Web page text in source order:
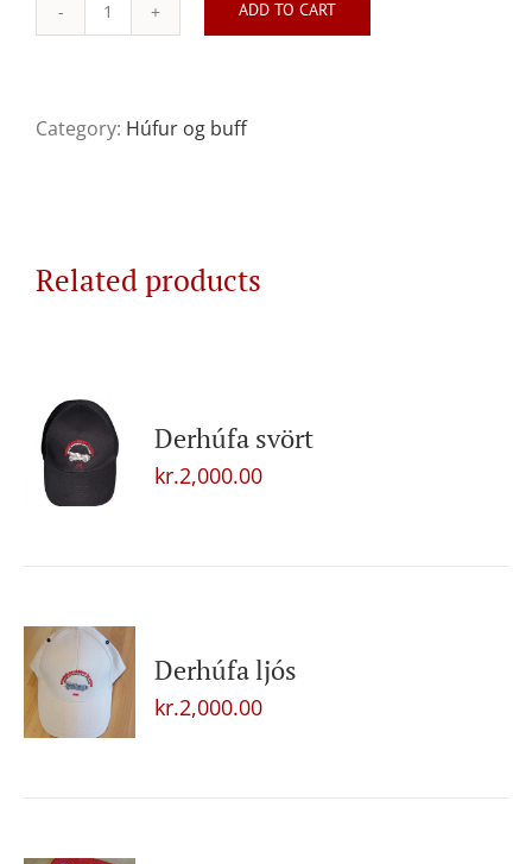
Derhúfa
quantity
ADD TO CART
Category: Húfur og buff
Related products
Derhúfa svört
kr.2,000.00
Derhúfa ljós
kr.2,000.00